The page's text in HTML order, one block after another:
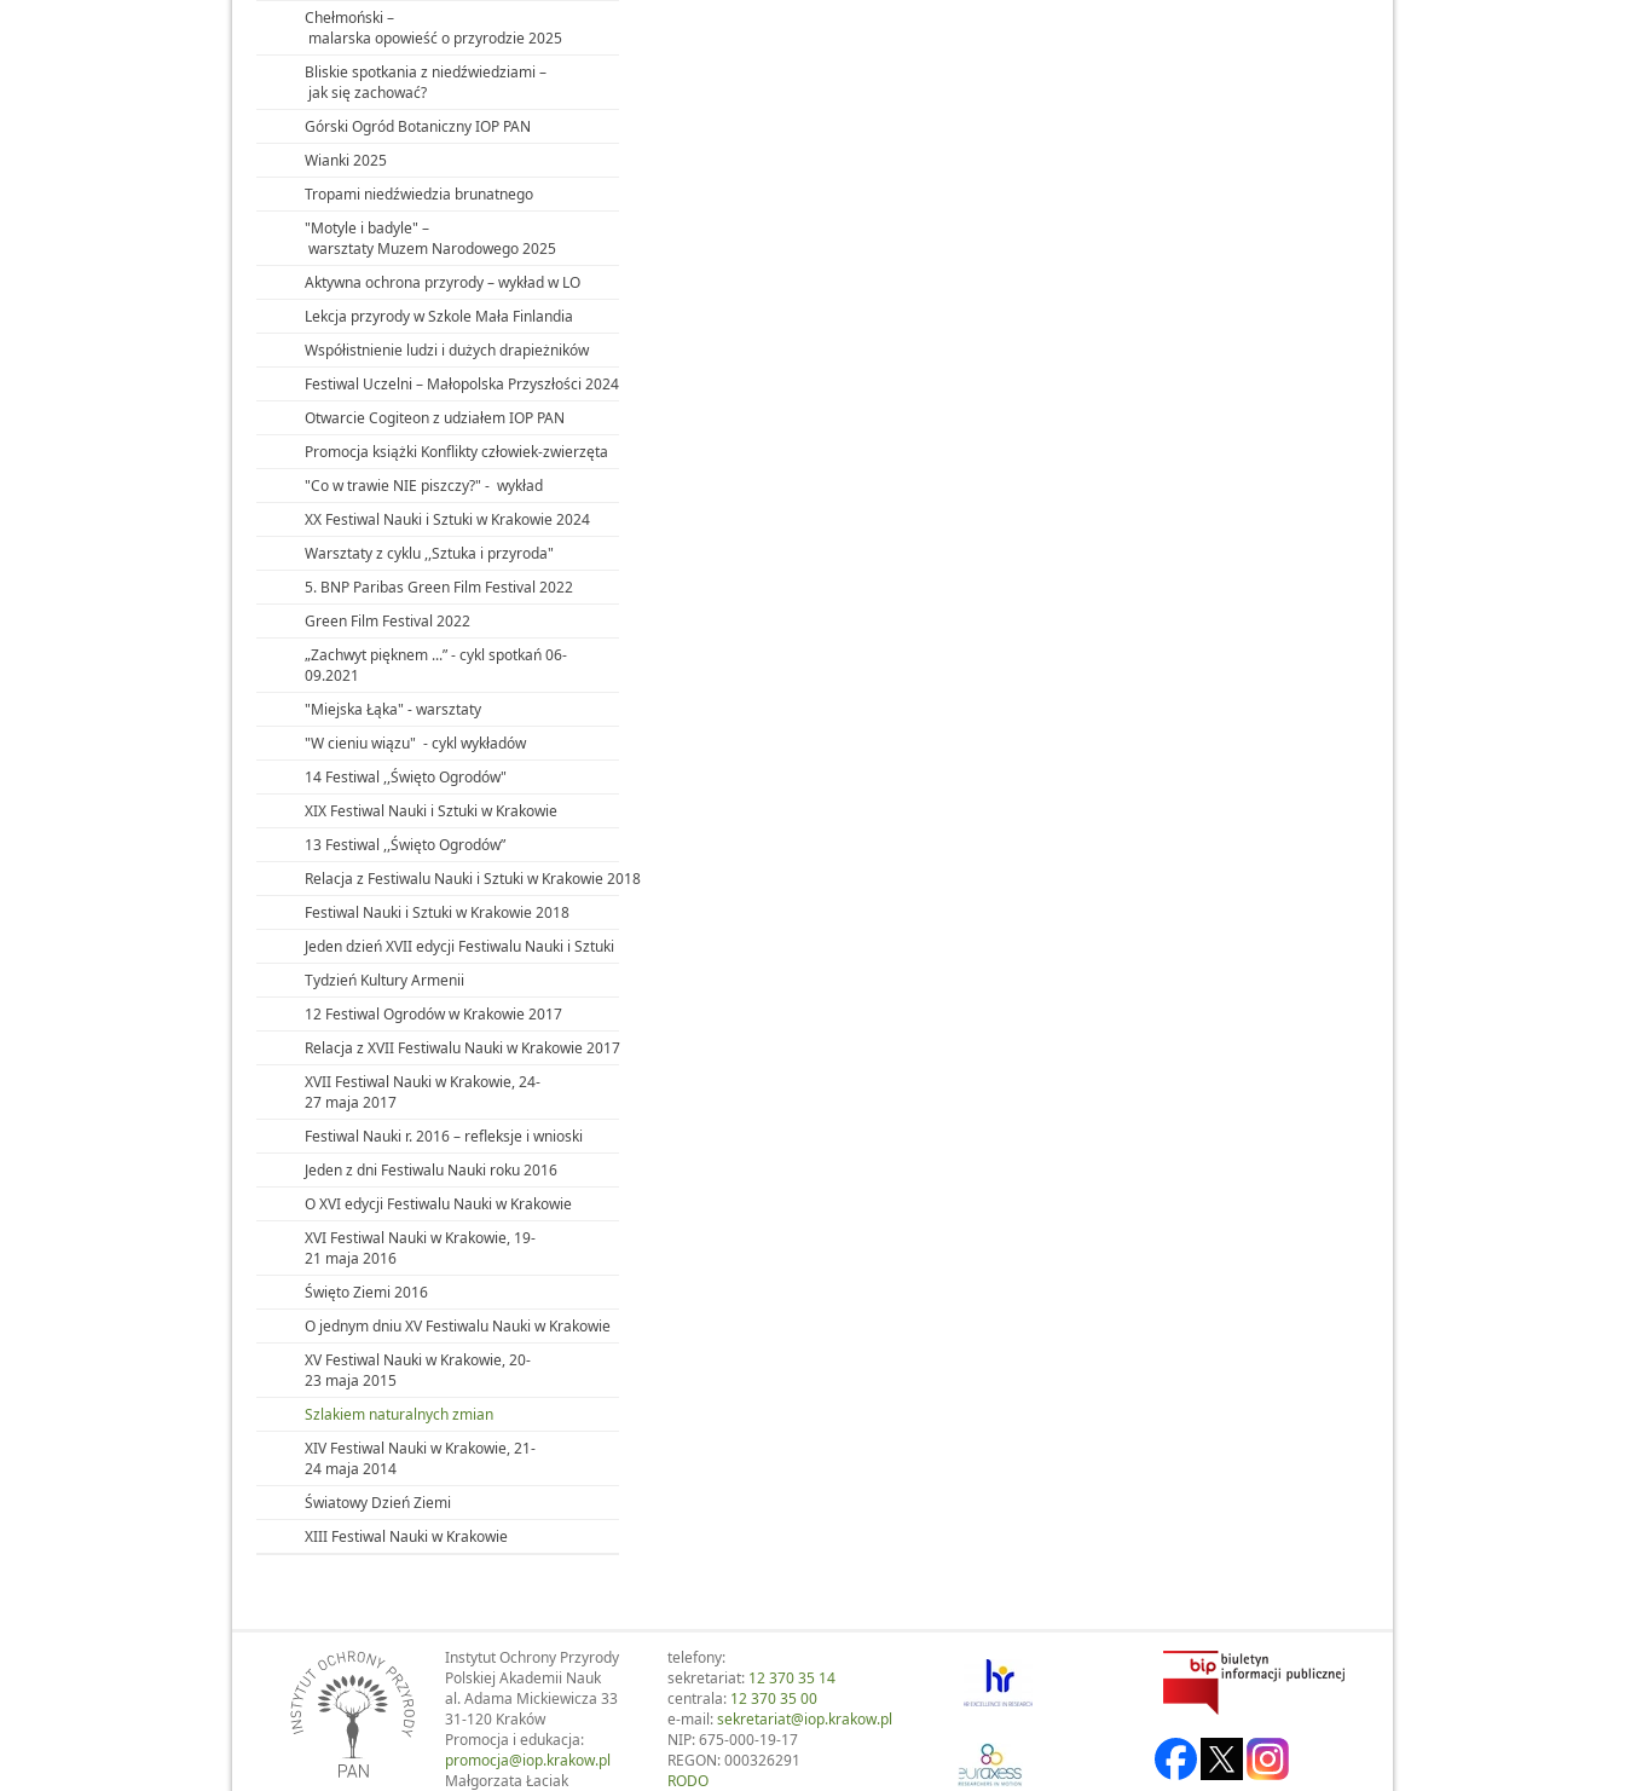
Chełmoński –
malarska opowieść o przyrodzie 2025
Bliskie spotkania z niedźwiedziami –
jak się zachować?
Górski Ogród Botaniczny IOP PAN
Wianki 2025
Tropami niedźwiedzia brunatnego
"Motyle i badyle" –
warsztaty Muzem Narodowego 2025
Aktywna ochrona przyrody – wykład w LO
Lekcja przyrody w Szkole Mała Finlandia
Współistnienie ludzi i dużych drapieżników
Festiwal Uczelni – Małopolska Przyszłości 2024
Otwarcie Cogiteon z udziałem IOP PAN
Promocja książki Konflikty człowiek-zwierzęta
"Co w trawie NIE piszczy?" - wykład
XX Festiwal Nauki i Sztuki w Krakowie 2024
Warsztaty z cyklu ,,Sztuka i przyroda"
5. BNP Paribas Green Film Festival 2022
Green Film Festival 2022
„Zachwyt pięknem ...” - cykl spotkań 06-
09.2021
"Miejska Łąka" - warsztaty
"W cieniu wiązu" - cykl wykładów
14 Festiwal ,,Święto Ogrodów"
XIX Festiwal Nauki i Sztuki w Krakowie
13 Festiwal ,,Święto Ogrodówˮ
Relacja z Festiwalu Nauki i Sztuki w Krakowie 2018
Festiwal Nauki i Sztuki w Krakowie 2018
Jeden dzień XVII edycji Festiwalu Nauki i Sztuki
Tydzień Kultury Armenii
12 Festiwal Ogrodów w Krakowie 2017
Relacja z XVII Festiwalu Nauki w Krakowie 2017
XVII Festiwal Nauki w Krakowie, 24-
27 maja 2017
Festiwal Nauki r. 2016 – refleksje i wnioski
Jeden z dni Festiwalu Nauki roku 2016
O XVI edycji Festiwalu Nauki w Krakowie
XVI Festiwal Nauki w Krakowie, 19-
21 maja 2016
Święto Ziemi 2016
O jednym dniu XV Festiwalu Nauki w Krakowie
XV Festiwal Nauki w Krakowie, 20-
23 maja 2015
Szlakiem naturalnych zmian
XIV Festiwal Nauki w Krakowie, 21-
24 maja 2014
Światowy Dzień Ziemi
XIII Festiwal Nauki w Krakowie
Instytut Ochrony Przyrody
Polskiej Akademii Nauk
al. Adama Mickiewicza 33
31-120 Kraków
Promocja i edukacja:
promocja@iop.krakow.pl
Małgorzata Łaciak
telefony:
sekretariat: 12 370 35 14
centrala: 12 370 35 00
e-mail:sekretariat@iop.krakow.pl
NIP: 675-000-19-17
REGON: 000326291
RODO